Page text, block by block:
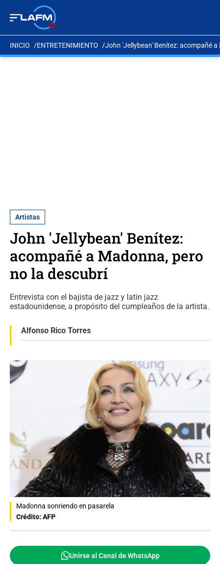
INICIO ENTRETENIMIENTO John 'Jellybean' Benítez: acompañé
Artistas
John 'Jellybean' Benítez:
acompañé a Madonna, pero
no la descubrí
Entrevista con el bajista de jazz y latin jazz
estadounidense, a propósito del cumpleaños de la artista.
Alfonso Rico Torres
Madonna sonriendo en pasarela
Crédito: AFP
Unirse al Canal de WhatsApp